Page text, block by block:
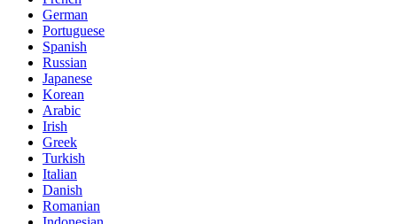
German
Portuguese
Spanish
Russian
Japanese
Korean
Arabic
Irish
Greek
Turkish
Italian
Danish
Romanian